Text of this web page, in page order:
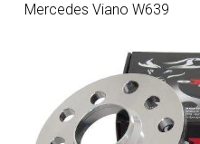
Mercedes Viano W639